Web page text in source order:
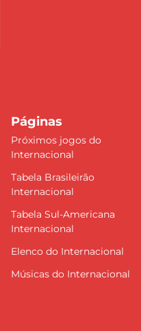
Páginas
Próximos jogos do
Internacional
Tabela Brasileirão
Internacional
Tabela Sul-Americana
Internacional
Elenco do Internacional
Músicas do Internacional